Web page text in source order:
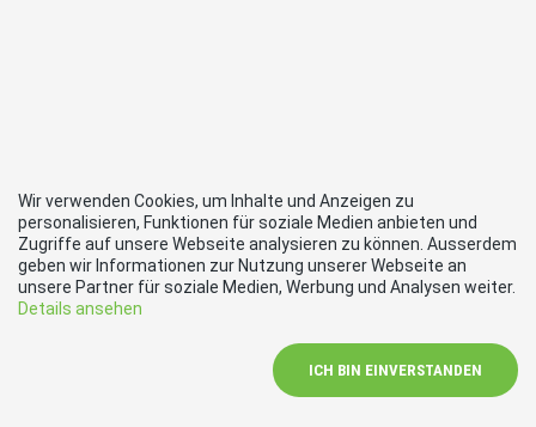
Wir verwenden Cookies, um Inhalte und Anzeigen zu
personalisieren, Funktionen für soziale Medien anbieten und
Zugriffe auf unsere Webseite analysieren zu können. Ausserdem
geben wir Informationen zur Nutzung unserer Webseite an
unsere Partner für soziale Medien, Werbung und Analysen weiter.
Details ansehen
ICH BIN EINVERSTANDEN